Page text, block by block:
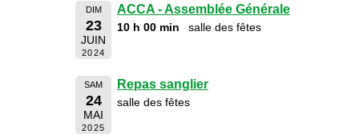
DIM
23
JUIN
2024
ACCA - Assemblée Générale
10 h 00 min salle des fêtes
SAM
24
MAI
2025
Repas sanglier
salle des fêtes